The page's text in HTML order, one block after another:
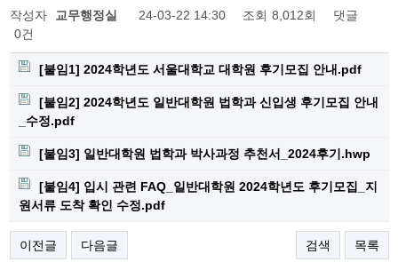
작성자 교무행정실 24-03-22 14:30 조회 8,012회
댓글
0건
[붙임1] 2024학년도 서울대학교 대학원 후기모집 안내.pdf
[붙임2] 2024학년도 일반대학원 법학과 신입생 후기모집 안내
_수정.pdf
[붙임3] 일반대학원 법학과 박사과정 추천서_2024후기.hwp
[붙임4] 입시 관련 FAQ_일반대학원 2024학년도 후기모집_지
원서류 도착 확인 수정.pdf
이전글 다음글 검색 목록